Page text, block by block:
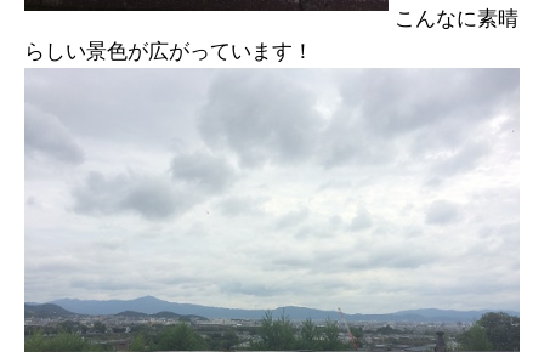
こんなに素晴
らしい景色が広がっています！